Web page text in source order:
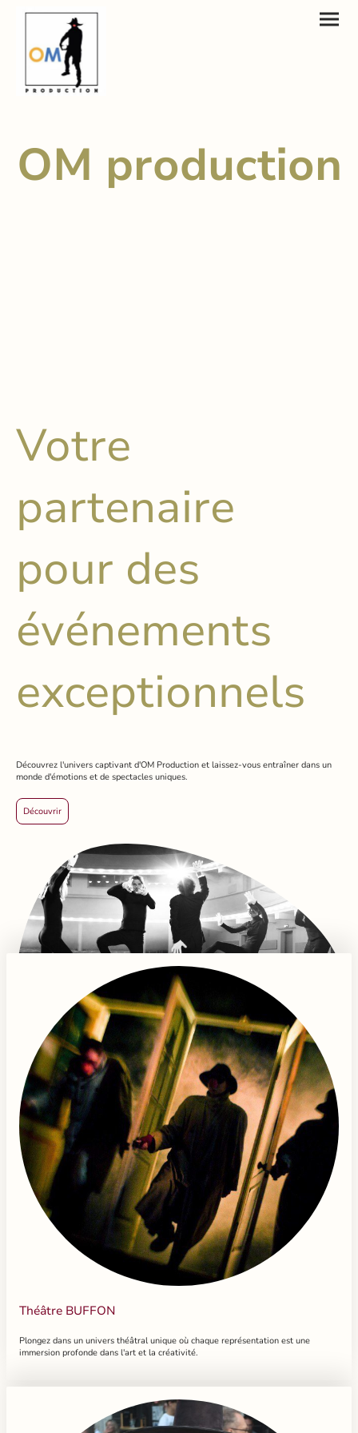
OM production
Votre
partenaire
pour des
événements
exceptionnels
Découvrez l'univers captivant d'OM Production et laissez-vous entraîner dans un
monde d'émotions et de spectacles uniques.
Découvrir
Théâtre BUFFON
Plongez dans un univers théâtral unique où chaque représentation est une
immersion profonde dans l'art et la créativité.